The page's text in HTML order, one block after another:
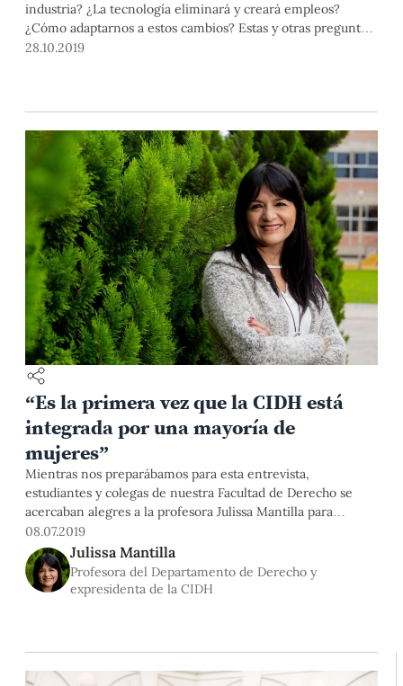
industria? ¿La tecnología eliminará y creará empleos?
¿Cómo adaptarnos a estos cambios? Estas y otras preguntas
fueron discutidas, desde diversas aristas, en Prospecta
la PUCP.
28.10.2019
“Es la primera vez que la CIDH está
integrada por una mayoría de
mujeres”
Mientras nos preparábamos para esta entrevista,
estudiantes y colegas de nuestra Facultad de Derecho se
acercaban alegres a la profesora Julissa Mantilla para
felicitarla por haber sido elegida miembro de la Comisión
Interamericana de Derechos Humanos, el 28 de junio
pasado, durante la 49ª Asamblea General de la OEA.
Conversamos con la investigadora y catedrática PUCP sobre
08.07.2019
Julissa Mantilla
Profesora del Departamento de Derecho y
expresidenta de la CIDH